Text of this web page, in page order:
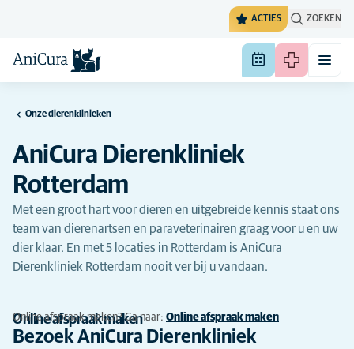
ACTIES ZOEKEN
Onze dierenklinieken
AniCura Dierenkliniek
Rotterdam
Met een groot hart voor dieren en uitgebreide kennis staat ons
team van dierenartsen en paraveterinairen graag voor u en uw
dier klaar. En met 5 locaties in Rotterdam is AniCura
Dierenkliniek Rotterdam nooit ver bij u vandaan.
Online afspraak maken
Onlineafspraak maken?Ga naar: Online afspraak maken
Bezoek AniCura Dierenkliniek